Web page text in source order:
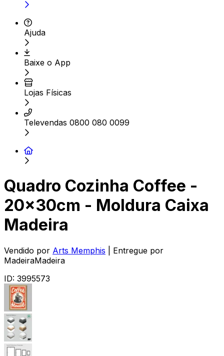
Ajuda
Baixe o App
Lojas Físicas
Televendas 0800 080 0099
Quadro Cozinha Coffee -
20x30cm - Moldura Caixa
Madeira
Vendido por Arts Memphis
| Entregue por
MadeiraMadeira
ID: 3995573